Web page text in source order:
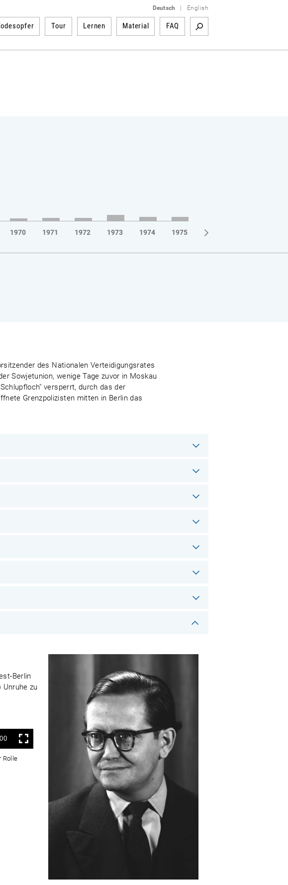
Deutsch English
Tour Lernen Material FAQ
1970 1971 1972 1973 1974 1975 1976
des Nationalen Verteidigungsrates
Sowjetunion, wenige Tage zuvor in Moskau
versperrt, durch das der
Grenzpolizisten mitten in Berlin das
Berlin
Unruhe zu
Vollbild
Rolle